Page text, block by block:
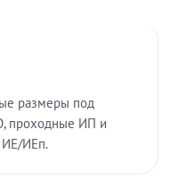
размеры под
проходные ИП и
ИЕ/ИЕп.